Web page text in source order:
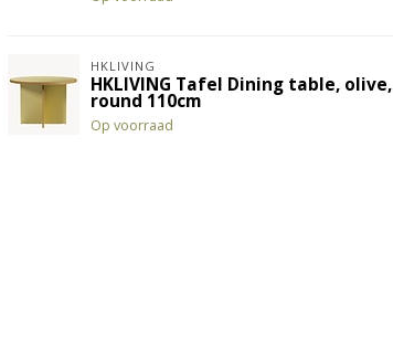
HKLIVING
HKLIVING Tafel Dining table, olive,
round 110cm
Op voorraad